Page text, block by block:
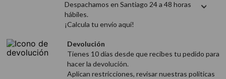
Despachamos en Santiago 24 a 48 horas
hábiles.
¡Calcula tu envío aquí!
Devolución
Tienes 10 días desde que recibes tu pedido para
hacer la devolución.
Aplican restricciones, revisar nuestras politicas